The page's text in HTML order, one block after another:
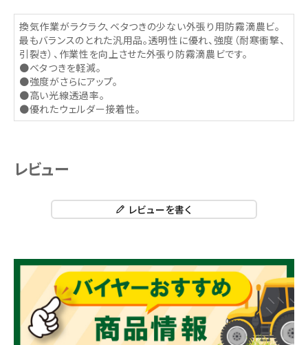
換気作業がラクラク、ベタつきの少ない外張り用防霧滴農ビ。
最もバランスのとれた汎用品。透明性に優れ、強度（耐寒衝撃、
引裂き）、作業性を向上させた外張り防霧滴農ビです。
●ベタつきを軽減。
●強度がさらにアップ。
●高い光線透過率。
●優れたウェルダー接着性。
レビュー
レビューを書く